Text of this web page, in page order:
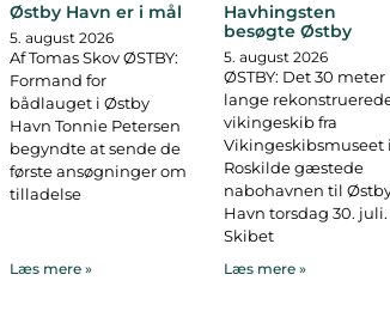
Østby Havn er i mål
5. august 2026
Af Tomas Skov ØSTBY:
Formand for
bådlauget i Østby
Havn Tonnie Petersen
begyndte at sende de
første ansøgninger om
tilladelse
Læs mere »
Havhingsten
besøgte Østby
5. august 2026
ØSTBY: Det 30 meter
lange
vikingeskib fra
Vikingeskibsmuseet i
Roskilde gæstede
nabohavnen til
Havn torsdag 30. juli.
Skibet
Læs mere »